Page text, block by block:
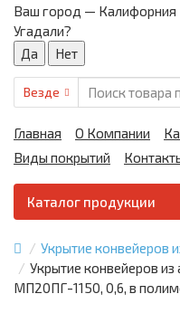
Ваш город — Калифорния
Угадали?
Везде
Главная О Компании
Виды покрытий
Каталог продукции
Укрытие конвейеров
Укрытие конвейеров
МП20ПГ-1150, 0,6, в